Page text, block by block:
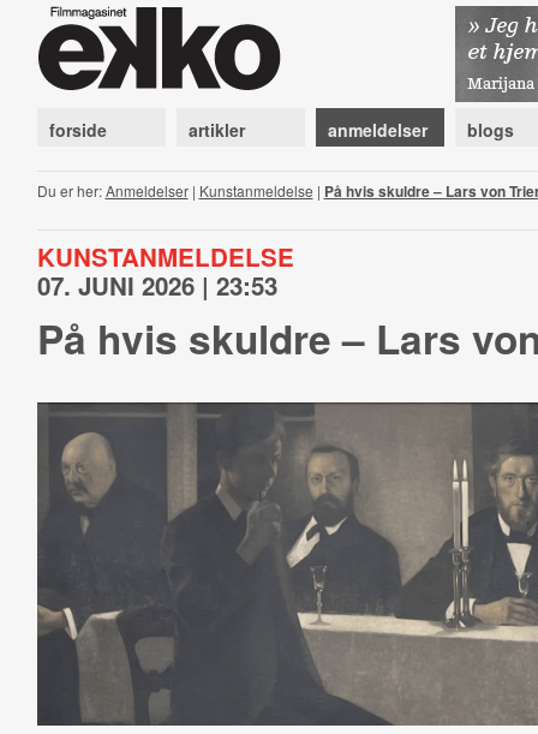
forside artikler anmeldelser blogs
Du er her:Anmeldelser| Kunstanmeldelse | På hvis skuldre – Lars von
KUNSTANMELDELSE
07. JUNI 2026 | 23:53
På hvis skuldre – Lars